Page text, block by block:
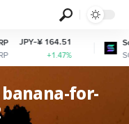
JPY-¥ 164.51
+1.47%
for-